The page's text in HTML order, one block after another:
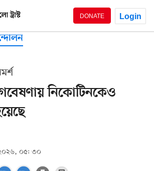
DONATE Login
নিকোটিনকেও
২০২৬, ০৫: ৩০